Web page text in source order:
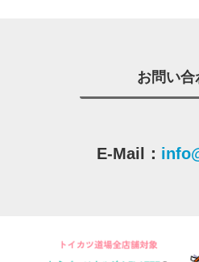
お問い合
E-Mail：